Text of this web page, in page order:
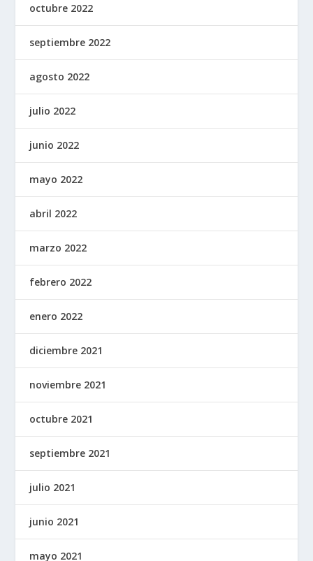
octubre 2022
septiembre 2022
agosto 2022
julio 2022
junio 2022
mayo 2022
abril 2022
marzo 2022
febrero 2022
enero 2022
diciembre 2021
noviembre 2021
octubre 2021
septiembre 2021
julio 2021
junio 2021
mayo 2021